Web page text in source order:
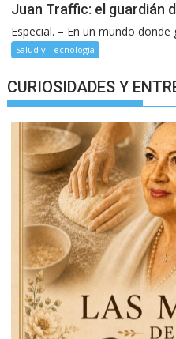
Juan Traffic: el guardián
Especial. – En un mundo donde
Salud y Tecnología
CURIOSIDADES Y